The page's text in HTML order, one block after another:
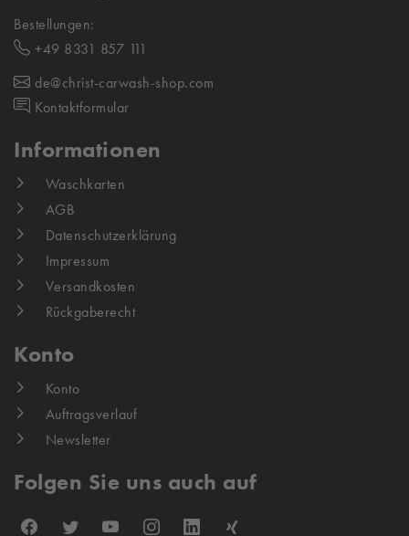
Bestellungen:
+49 8331 857 111
de@christ-carwash-shop.com
Kontaktformular
Informationen
Waschkarten
AGB
Datenschutzerklärung
Impressum
Versandkosten
Rückgaberecht
Konto
Konto
Auftragsverlauf
Newsletter
Folgen Sie uns auch auf